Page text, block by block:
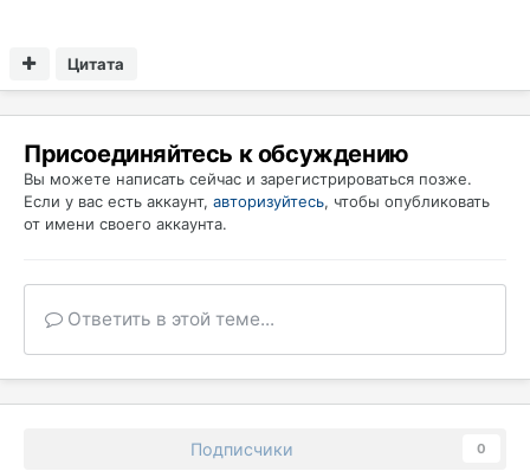
Цитата
Присоединяйтесь к обсуждению
Вы можете написать сейчас и зарегистрироваться позже.
Если у вас есть аккаунт, авторизуйтесь, чтобы опубликовать
от имени своего аккаунта.
Ответить в этой теме...
Подписчики 0